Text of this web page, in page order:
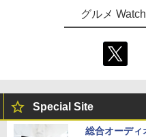
グルメ
Special Site
総合オーディ